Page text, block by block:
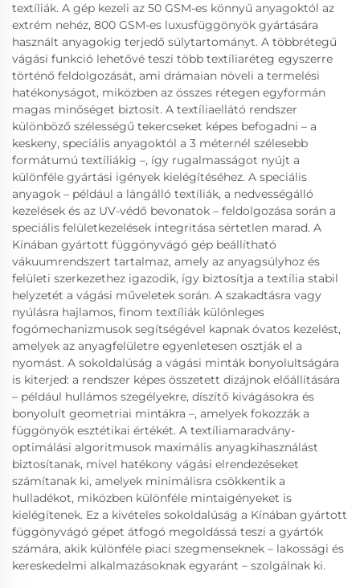
textíliák. A gép kezeli az 50 GSM-es könnyű anyagoktól az
extrém nehéz, 800 GSM-es luxusfüggönyök gyártására
használt anyagokig terjedő súlytartományt. A többrétegű
vágási funkció lehetővé teszi több textíliaréteg egyszerre
történő feldolgozását, ami drámaian növeli a termelési
hatékonyságot, miközben az összes rétegen egyformán
magas minőséget biztosít. A textíliaellátó rendszer
különböző szélességű tekercseket képes befogadni – a
keskeny, speciális anyagoktól a 3 méternél szélesebb
formátumú textíliákig –, így rugalmasságot nyújt a
különféle gyártási igények kielégítéséhez. A speciális
anyagok – például a lángálló textíliák, a nedvességálló
kezelések és az UV-védő bevonatok – feldolgozása során a
speciális felületkezelések integritása sértetlen marad. A
Kínában gyártott függönyvágó gép beállítható
vákuumrendszert tartalmaz, amely az anyagsúlyhoz és
felületi szerkezethez igazodik, így biztosítja a textília stabil
helyzetét a vágási műveletek során. A szakadtásra vagy
nyúlásra hajlamos, finom textíliák különleges
fogómechanizmusok segítségével kapnak óvatos kezelést,
amelyek az anyagfelületre egyenletesen osztják el a
nyomást. A sokoldalúság a vágási minták bonyolultságára
is kiterjed: a rendszer képes összetett dizájnok előállítására
– például hullámos szegélyekre, díszítő kivágásokra és
bonyolult geometriai mintákra –, amelyek fokozzák a
függönyök esztétikai értékét. A textíliamaradvány-
optimálási algoritmusok maximális anyagkihasználást
biztosítanak, mivel hatékony vágási elrendezéseket
számítanak ki, amelyek minimálisra csökkentik a
hulladékot, miközben különféle mintaigényeket is
kielégítenek. Ez a kivételes sokoldalúság a Kínában gyártott
függönyvágó gépet átfogó megoldássá teszi a gyártók
számára, akik különféle piaci szegmenseknek – lakossági és
kereskedelmi alkalmazásoknak egyaránt – szolgálnak ki.